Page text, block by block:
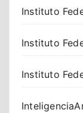
Instituto
Instituto
Instituto